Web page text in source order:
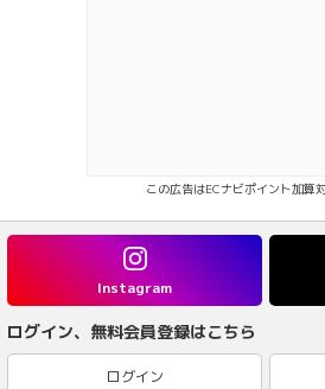
この広告はECナビポイント加算
Instagram
ログイン、無料会員登録はこちら
ログイン